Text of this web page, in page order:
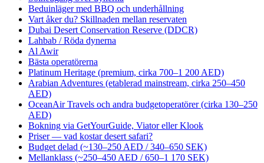
Beduinläger med BBQ och underhållning
Vart åker du? Skillnaden mellan reservaten
Dubai Desert Conservation Reserve (DDCR)
Lahbab / Röda dynerna
Al Awir
Bästa operatörerna
Platinum Heritage (premium, cirka 700–1 200 AED)
Arabian Adventures (etablerad mainstream, cirka 250–450
AED)
OceanAir Travels och andra budgetoperatörer (cirka 130–250
AED)
Bokning via GetYourGuide, Viator eller Klook
Priser — vad kostar desert safari?
Budget delad (~130–250 AED / 340–650 SEK)
Mellanklass (~250–450 AED / 650–1 170 SEK)